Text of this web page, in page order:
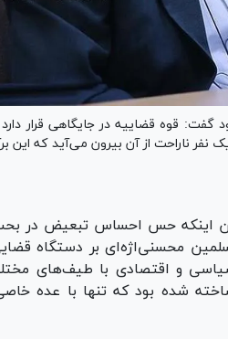
قوه قضاییه در جایگاهی قرار دارد
ناراحت از آن بیرون می‌آید که این
اینکه حس احساس تبعیض در بحث
محسنی‌اژه‌ای بر دستگاه
و اقتصادی با طیف‌های
شده بود که تنها با عده